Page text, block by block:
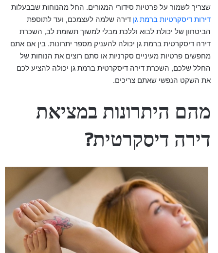
שצריך לשמור על פרטיות סידורי המגורים. החל מהנוחות שבבעלות
דירות דיסקרטיות ברמת גן דירה שלמה לעצמכם, ועד לתוספת
הביטחון של יכולת לבוא וללכת מבלי למשוך תשומת לב, השכרת
דירה דיסקרטית ברמת גן יכולה להעניק מספר יתרונות. בין אם אתם
מחפשים פרטיות מעיניים סקרניות או סתם רוצים את הנוחות של
החלל שלכם, השכרת דירה דיסקרטית ברמת גן יכולה להציע לכם
את השקט הנפשי שאתם צריכים.
מהם היתרונות במציאת
דירה דיסקרטית?